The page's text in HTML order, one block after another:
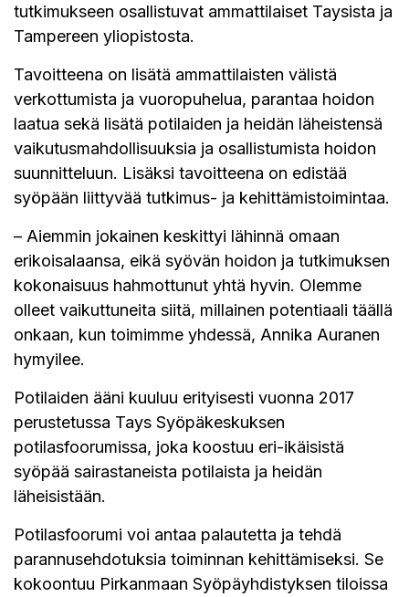
tutkimukseen osallistuvat ammattilaiset Taysista ja
Tampereen yliopistosta.
Tavoitteena on lisätä ammattilaisten välistä
verkottumista ja vuoropuhelua, parantaa hoidon
laatua sekä lisätä potilaiden ja heidän läheistensä
vaikutusmahdollisuuksia ja osallistumista hoidon
suunnitteluun. Lisäksi tavoitteena on edistää
syöpään liittyvää tutkimus- ja kehittämistoimintaa.
– Aiemmin jokainen keskittyi lähinnä omaan
erikoisalaansa, eikä syövän hoidon ja tutkimuksen
kokonaisuus hahmottunut yhtä hyvin. Olemme
olleet vaikuttuneita siitä, millainen potentiaali täällä
onkaan, kun toimimme yhdessä, Annika Auranen
hymyilee.
Potilaiden ääni kuuluu erityisesti vuonna 2017
perustetussa Tays Syöpäkeskuksen
potilasfoorumissa, joka koostuu eri-ikäisistä
syöpää sairastaneista potilaista ja heidän
läheisistään.
Potilasfoorumi voi antaa palautetta ja tehdä
parannusehdotuksia toiminnan kehittämiseksi. Se
kokoontuu Pirkanmaan Syöpäyhdistyksen tiloissa